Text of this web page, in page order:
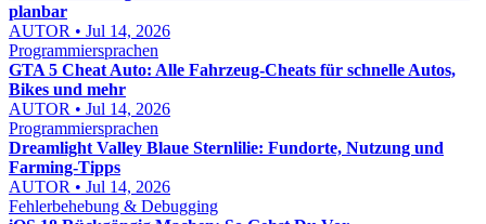
planbar
AUTOR • Jul 14, 2026
Programmiersprachen
GTA 5 Cheat Auto: Alle Fahrzeug-Cheats für schnelle Autos,
Bikes und mehr
AUTOR • Jul 14, 2026
Programmiersprachen
Dreamlight Valley Blaue Sternlilie: Fundorte, Nutzung und
Farming-Tipps
AUTOR • Jul 14, 2026
Fehlerbehebung & Debugging